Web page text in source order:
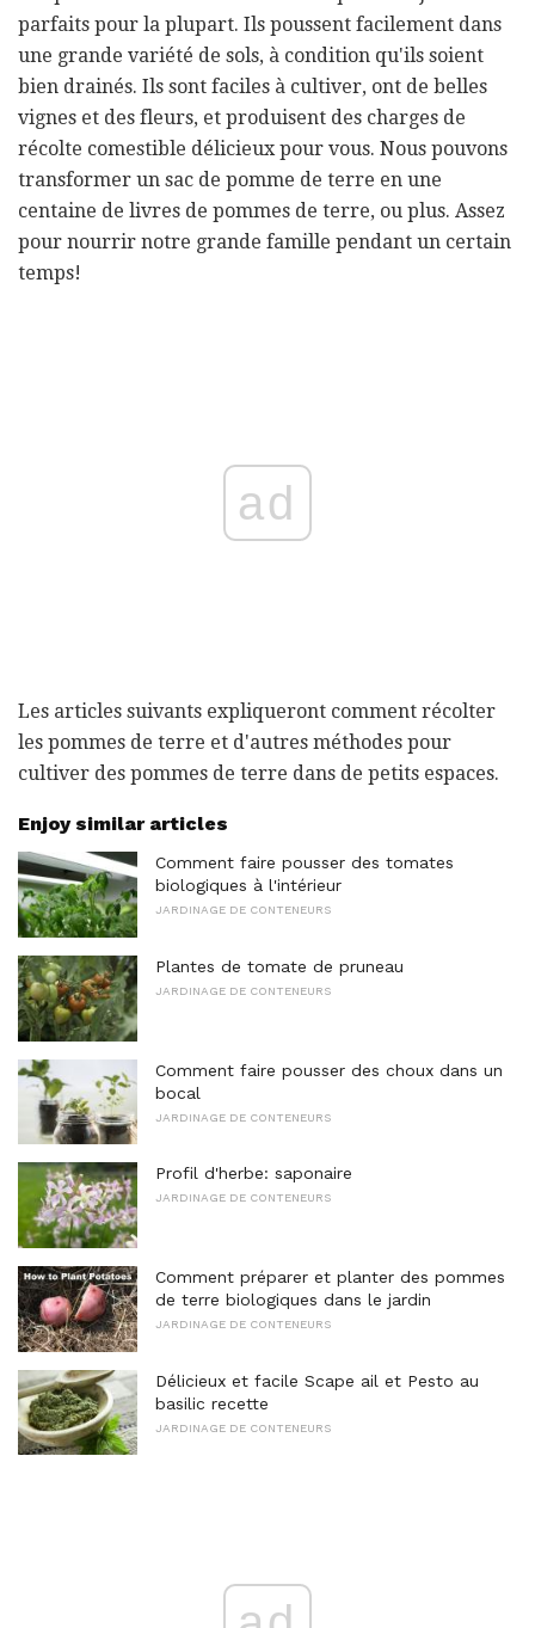
parfaits pour la plupart. Ils poussent facilement dans
une grande variété de sols, à condition qu'ils soient
bien drainés. Ils sont faciles à cultiver, ont de belles
vignes et des fleurs, et produisent des charges de
récolte comestible délicieux pour vous. Nous pouvons
transformer un sac de pomme de terre en une
centaine de livres de pommes de terre, ou plus. Assez
pour nourrir notre grande famille pendant un certain
temps!
ad
Les articles suivants expliqueront comment récolter
les pommes de terre et d'autres méthodes pour
cultiver des pommes de terre dans de petits espaces.
Enjoy similar articles
Comment faire pousser des tomates
biologiques à l'intérieur
JARDINAGE DE CONTENEURS
Plantes de tomate de pruneau
JARDINAGE DE CONTENEURS
Comment faire pousser des choux dans un
bocal
JARDINAGE DE CONTENEURS
Profil d'herbe: saponaire
JARDINAGE DE CONTENEURS
Comment préparer et planter des pommes
de terre biologiques dans le jardin
JARDINAGE DE CONTENEURS
Délicieux et facile Scape ail et Pesto au
basilic recette
JARDINAGE DE CONTENEURS